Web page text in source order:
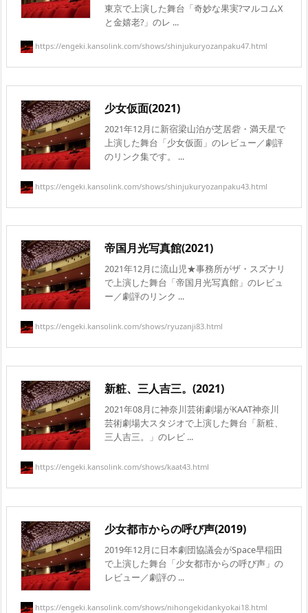
東京で上演した舞台「奇妙な果実?マルコムX
と金嬉老?」のレ ...
https://engeki.kansolink.com/shows/shinjukuryozanpaku47.html
少女仮面(2021)
2021年12月に新宿梁山泊が芝居砦・満天星で
上演した舞台「少女仮面」のレビュー／劇評
のリンク集です。 ...
https://engeki.kansolink.com/shows/shinjukuryozanpaku43.html
帝国月光写真館(2021)
2021年12月に流山児★事務所がザ・スズナリ
で上演した舞台「帝国月光写真館」のレビュ
ー／劇評のリンク ...
https://engeki.kansolink.com/shows/ryuzanji83.html
新粧、三人吉三。(2021)
2021年08月に神奈川芸術劇場がKAAT神奈川
芸術劇場大スタジオで上演した舞台「新粧、
三人吉三。」のレビ ...
https://engeki.kansolink.com/shows/kaat43.html
少女都市からの呼び声(2019)
2019年12月に日本劇団協議会がSpace早稲田
で上演した舞台「少女都市からの呼び声」の
レビュー／劇評の ...
https://engeki.kansolink.com/shows/nihongekidankyokai18.html